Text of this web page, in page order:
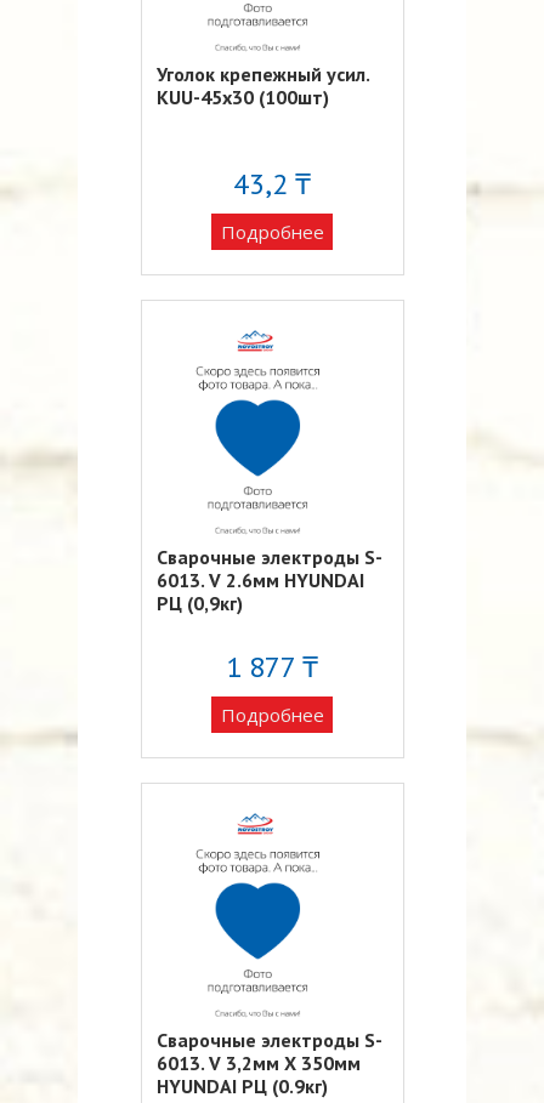
Уголок крепежный усил.
KUU-45х30 (100шт)
43,2 ₸
Подробнее
Сварочные электроды S-
6013. V 2.6мм HYUNDAI
РЦ (0,9кг)
1 877 ₸
Подробнее
Сварочные электроды S-
6013. V 3,2мм Х 350мм
HYUNDAI РЦ (0.9кг)